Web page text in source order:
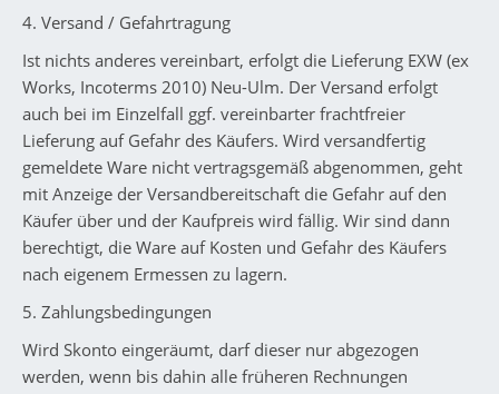
4. Versand / Gefahrtragung
Ist nichts anderes vereinbart, erfolgt die Lieferung EXW (ex
Works, Incoterms 2010) Neu-Ulm. Der Versand erfolgt
auch bei im Einzelfall ggf. vereinbarter frachtfreier
Lieferung auf Gefahr des Käufers. Wird versandfertig
gemeldete Ware nicht vertragsgemäß abgenommen, geht
mit Anzeige der Versandbereitschaft die Gefahr auf den
Käufer über und der Kaufpreis wird fällig. Wir sind dann
berechtigt, die Ware auf Kosten und Gefahr des Käufers
nach eigenem Ermessen zu lagern.
5. Zahlungsbedingungen
Wird Skonto eingeräumt, darf dieser nur abgezogen
werden, wenn bis dahin alle früheren Rechnungen